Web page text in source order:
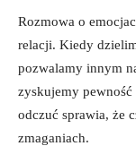
Rozmowa o
relacji. Kiedy
pozwalamy innym
zyskujemy
odczuć sprawia, że
zmaganiach.